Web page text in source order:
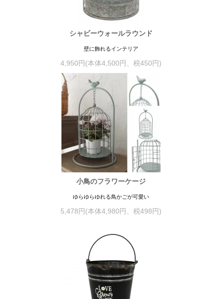
シャビーウォールラウンド
壁に飾れるインテリア
4,950円(本体4,500円、税450円)
小鳥のフラワーケージ
ゆらゆらゆれる鳥かごが可愛い
5,478円(本体4,980円、税498円)